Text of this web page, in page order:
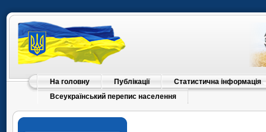
На головну Публікації
Статистична інформація
Всеукраїнський перепис населення